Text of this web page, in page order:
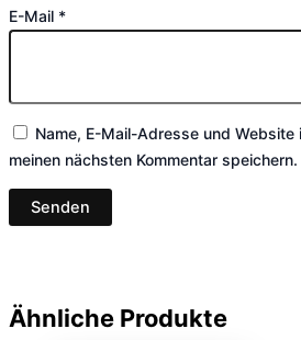
E-Mail *
Name, E-Mail-Adresse und
meinen nächsten Kommentar speichern.
Ähnliche Produkte